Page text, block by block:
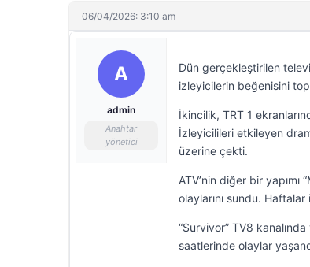
06/04/2026: 3:10 am
A
admin
Anahtar
yönetici
Dün gerçekleştirilen
izleyicilerin beğenisini
İkincilik, TRT 1
İzleyicilileri etkileyen
üzerine çekti.
ATV’nin diğer bir yapımı
olaylarını sundu.
“Survivor” TV8
saatlerinde olaylar